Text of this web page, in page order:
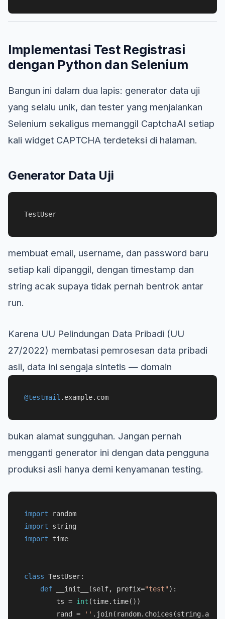
Implementasi Test Registrasi
dengan Python dan Selenium
Bangun ini dalam dua lapis: generator data uji
yang selalu unik, dan tester yang menjalankan
Selenium sekaligus memanggil CaptchaAI setiap
kali widget CAPTCHA terdeteksi di halaman.
Generator Data Uji
TestUser
membuat email, username, dan password baru
setiap kali dipanggil, dengan timestamp dan
string acak supaya tidak pernah bentrok antar
run.
Karena UU Pelindungan Data Pribadi (UU
27/2022) membatasi pemrosesan data pribadi
asli, data ini sengaja sintetis — domain
@testmail .example.com
bukan alamat sungguhan. Jangan pernah
mengganti generator ini dengan data pengguna
produksi asli hanya demi kenyamanan testing.
import
import
import time
class TestUser:
def
__init__ (self, prefix="test" ):
        ts =
int (time.time())
        rand =
''